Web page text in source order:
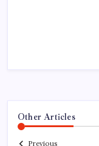
Other Articles
Previous